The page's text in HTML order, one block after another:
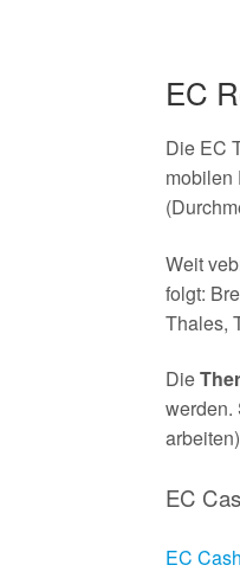
EC
Die EC
mobilen
Weit
folgt:
Thales,
Die
werden.
arbeiten)
EC
EC